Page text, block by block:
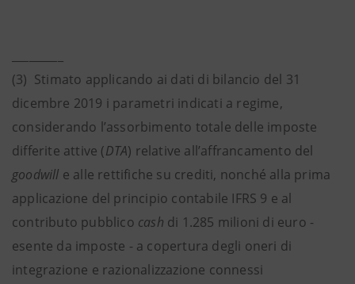
(3) Stimato applicando ai dati di bilancio del 31
dicembre 2019 i parametri indicati a regime,
considerando l’assorbimento totale delle imposte
differite attive (DTA) relative all’affrancamento del
goodwill e alle rettifiche su crediti, nonché alla prima
applicazione del principio contabile IFRS 9 e al
contributo pubblico cash di 1.285 milioni di euro -
esente da imposte - a copertura degli oneri di
integrazione e razionalizzazione connessi